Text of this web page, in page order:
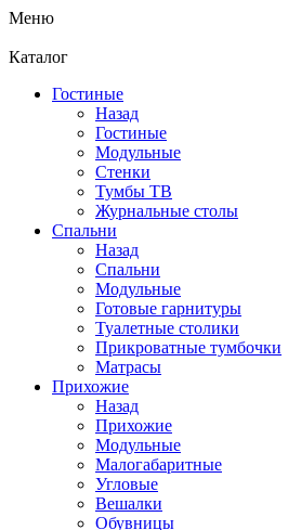
Меню
Каталог
Гостиные
Назад
Гостиные
Модульные
Стенки
Тумбы ТВ
Журнальные столы
Спальни
Назад
Спальни
Модульные
Готовые гарнитуры
Туалетные столики
Прикроватные тумбочки
Матрасы
Прихожие
Назад
Прихожие
Модульные
Малогабаритные
Угловые
Вешалки
Обувницы